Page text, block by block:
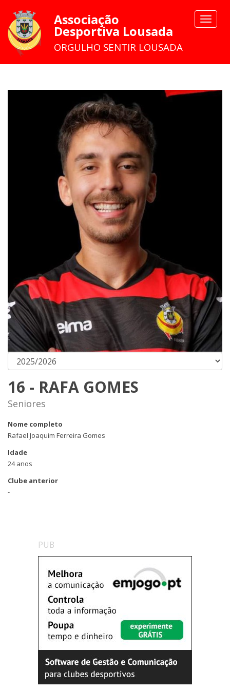
Toggle
Associação
Desportiva Lousada
ORGULHO SENTIR LOUSADA
16 - RAFA GOMES
Seniores
Nome completo
Rafael Joaquim Ferreira Gomes
Idade
24 anos
Clube anterior
-
PUB